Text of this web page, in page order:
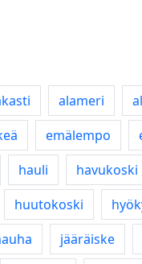
alameri
emälempo
hauli havukoski
huutokoski
jääräiske